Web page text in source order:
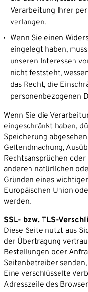
Verarbeitung Ihrer
verlangen.
Wenn Sie einen
eingelegt haben,
unseren Interessen
nicht feststeht,
das Recht, die
personenbezogenen
Wenn Sie die
eingeschränkt haben,
Speicherung
Geltendmachung,
Rechtsansprüchen
anderen natürlichen
Gründen eines
Europäischen Union
werden.
SSL- bzw. TLS-
Diese Seite nutzt aus
der Übertragung
Bestellungen oder
Seitenbetreiber senden,
Eine verschlüsselte
Adresszeile des